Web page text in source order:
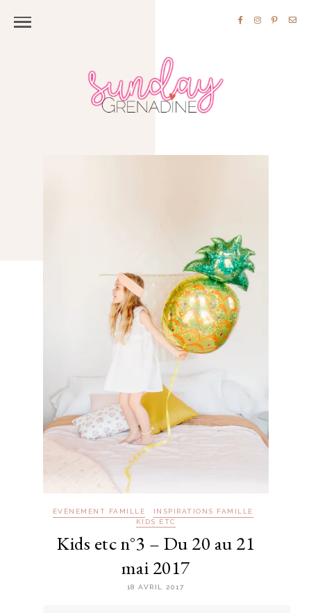
ÉVÈNEMENT FAMILLE
INSPIRATIONS FAMILLE
KIDS ETC
Kids etc n°3 – Du 20 au 21
mai 2017
18 AVRIL 2017